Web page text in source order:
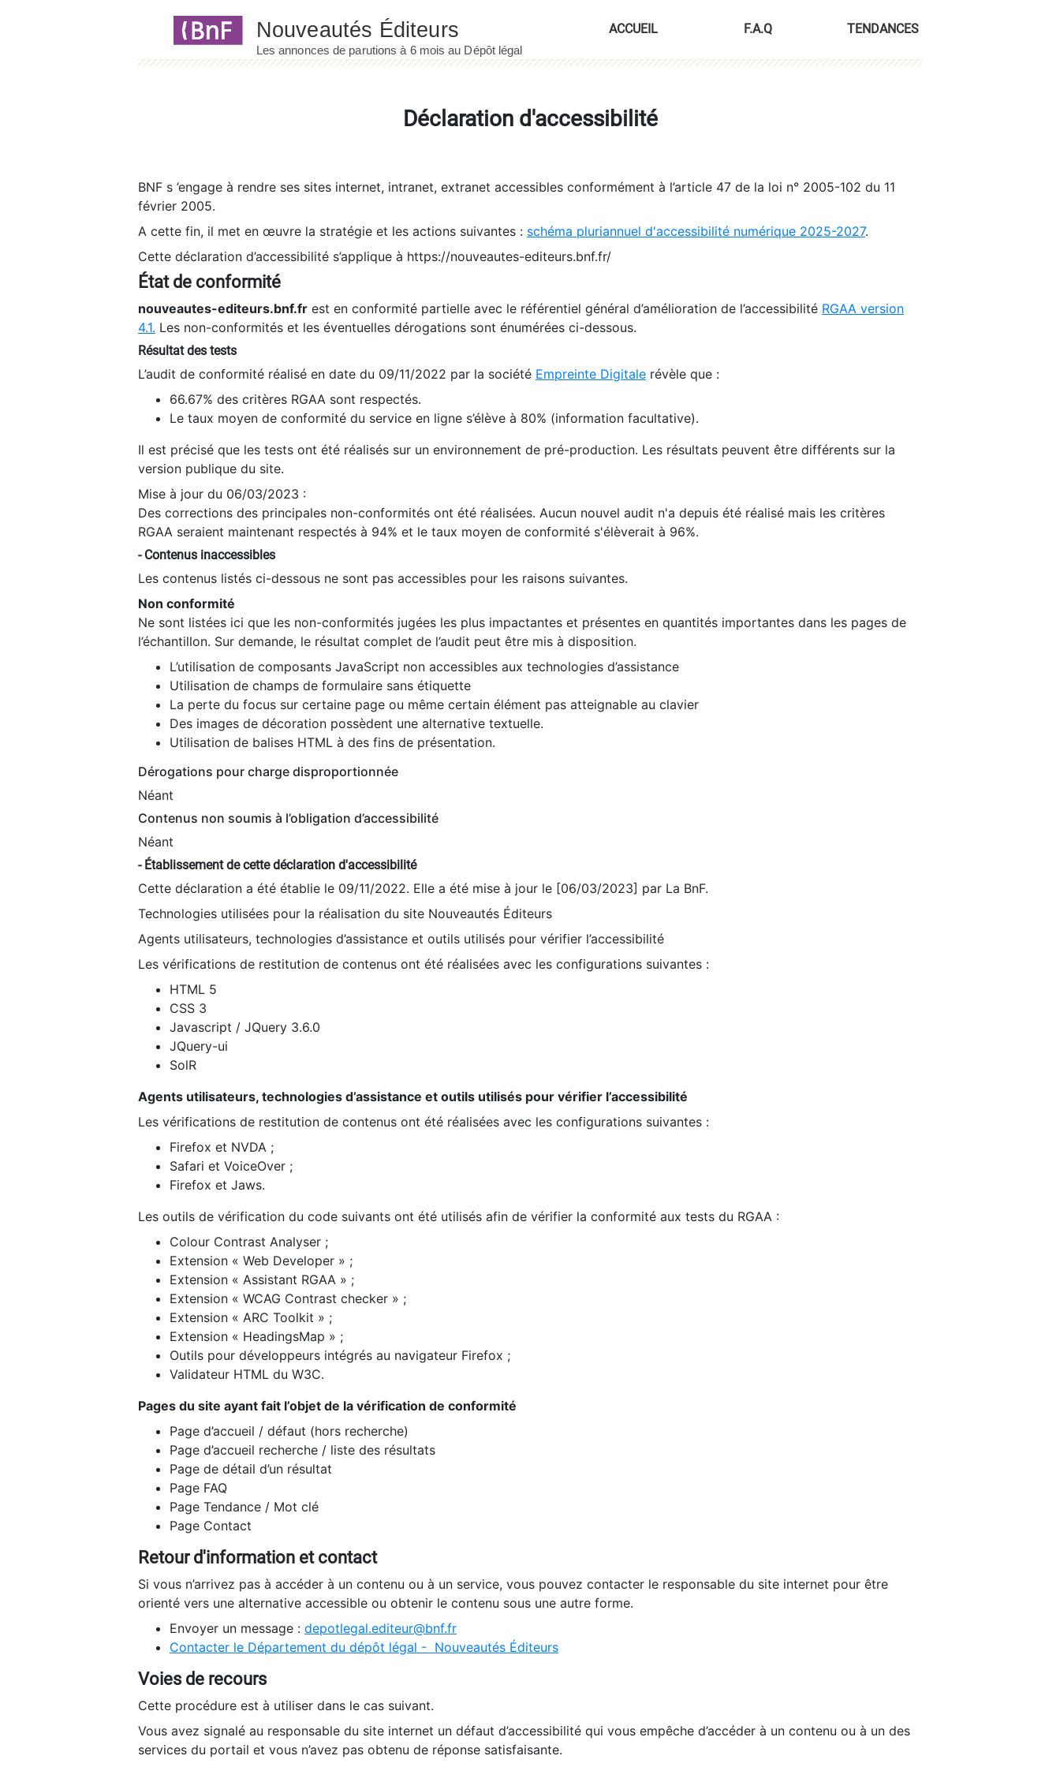
ACCUEIL F.A.Q TENDANCES
Déclaration d'accessibilité
BNF s ’engage à rendre ses sites internet, intranet, extranet accessibles conformément à l’article 47 de la loi n° 2005-102 du 11
février 2005.
A cette fin, il met en œuvre la stratégie et les actions suivantes : schéma pluriannuel d'accessibilité numérique 2025-2027.
Cette déclaration d’accessibilité s’applique à https://nouveautes-editeurs.bnf.fr/
État de conformité
nouveautes-editeurs.bnf.fr est en conformité partielle avec le référentiel général d’amélioration de l’accessibilité RGAA version
4.1. Les non-conformités et les éventuelles dérogations sont énumérées ci-dessous.
Résultat des tests
L’audit de conformité réalisé en date du 09/11/2022 par la société Empreinte Digitale révèle que :
66.67% des critères RGAA sont respectés.
Le taux moyen de conformité du service en ligne s’élève à 80% (information facultative).
Il est précisé que les tests ont été réalisés sur un environnement de pré-production. Les résultats peuvent être différents sur la
version publique du site.
Mise à jour du 06/03/2023 :
Des corrections des principales non-conformités ont été réalisées. Aucun nouvel audit n'a depuis été réalisé mais les critères
RGAA seraient maintenant respectés à 94% et le taux moyen de conformité s'élèverait à 96%.
- Contenus inaccessibles
Les contenus listés ci-dessous ne sont pas accessibles pour les raisons suivantes.
Non conformité
Ne sont listées ici que les non-conformités jugées les plus impactantes et présentes en quantités importantes dans les pages de
l’échantillon. Sur demande, le résultat complet de l’audit peut être mis à disposition.
L’utilisation de composants JavaScript non accessibles aux technologies d’assistance
Utilisation de champs de formulaire sans étiquette
La perte du focus sur certaine page ou même certain élément pas atteignable au clavier
Des images de décoration possèdent une alternative textuelle.
Utilisation de balises HTML à des fins de présentation.
Dérogations pour charge disproportionnée
Néant
Contenus non soumis à l’obligation d’accessibilité
Néant
- Établissement de cette déclaration d'accessibilité
Cette déclaration a été établie le 09/11/2022. Elle a été mise à jour le [06/03/2023] par La BnF.
Technologies utilisées pour la réalisation du site Nouveautés Éditeurs
Agents utilisateurs, technologies d’assistance et outils utilisés pour vérifier l’accessibilité
Les vérifications de restitution de contenus ont été réalisées avec les configurations suivantes :
HTML 5
CSS 3
Javascript / JQuery 3.6.0
JQuery-ui
SolR
Agents utilisateurs, technologies d’assistance et outils utilisés pour vérifier l’accessibilité
Les vérifications de restitution de contenus ont été réalisées avec les configurations suivantes :
Firefox et NVDA ;
Safari et VoiceOver ;
Firefox et Jaws.
Les outils de vérification du code suivants ont été utilisés afin de vérifier la conformité aux tests du RGAA :
Colour Contrast Analyser ;
Extension « Web Developer » ;
Extension « Assistant RGAA » ;
Extension « WCAG Contrast checker » ;
Extension « ARC Toolkit » ;
Extension « HeadingsMap » ;
Outils pour développeurs intégrés au navigateur Firefox ;
Validateur HTML du W3C.
Pages du site ayant fait l’objet de la vérification de conformité
Page d’accueil / défaut (hors recherche)
Page d’accueil recherche / liste des résultats
Page de détail d’un résultat
Page FAQ
Page Tendance / Mot clé
Page Contact
Retour d'information et contact
Si vous n’arrivez pas à accéder à un contenu ou à un service, vous pouvez contacter le responsable du site internet pour être
orienté vers une alternative accessible ou obtenir le contenu sous une autre forme.
Envoyer un message : depotlegal.editeur@bnf.fr
Contacter le Département du dépôt légal - Nouveautés Éditeurs
Voies de recours
Cette procédure est à utiliser dans le cas suivant.
Vous avez signalé au responsable du site internet un défaut d’accessibilité qui vous empêche d’accéder à un contenu ou à un des
services du portail et vous n’avez pas obtenu de réponse satisfaisante.